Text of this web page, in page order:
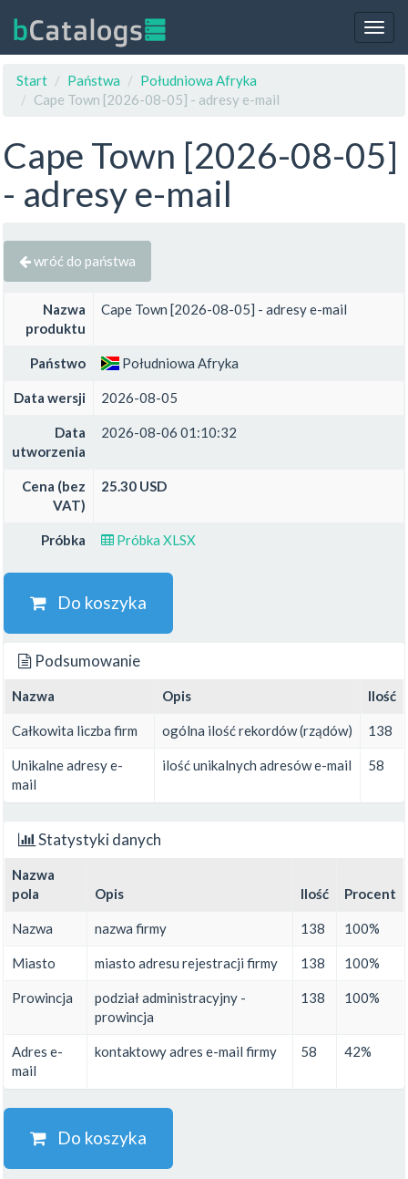
Start
Państwa
Południowa Afryka
Cape Town [2026-08-05] - adresy e-mail
Cape Town [2026-08-05]
- adresy e-mail
wróć do państwa
Nazwa
produktu
Cape Town [2026-08-05] - adresy e-mail
Państwo Południowa Afryka
Data wersji 2026-08-05
Data
utworzenia
2026-08-06 01:10:32
Cena (bez
VAT)
25.30 USD
Próbka Próbka XLSX
Do koszyka
Podsumowanie
Nazwa Opis Ilość
Całkowita liczba firm ogólna ilość rekordów (rządów) 138
Unikalne adresy e-
mail
ilość unikalnych adresów e-mail 58
Statystyki danych
Nazwa
pola
Opis Ilość Procent
Nazwa nazwa firmy 138 100%
Miasto miasto adresu rejestracji firmy 138 100%
Prowincja
podział administracyjny -
prowincja
138 100%
Adres e-
mail
kontaktowy adres e-mail firmy 58 42%
Do koszyka